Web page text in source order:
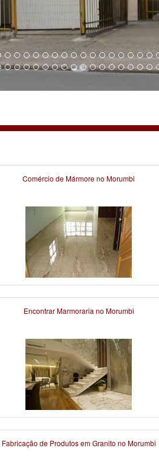
Comércio de Mármore no Morumbi
Encontrar Marmoraria no Morumbi
Fabricação de Produtos em Granito no Morumbi